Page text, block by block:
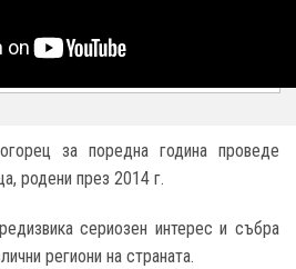
за поредна година проведе
родени през 2014 г.
сериозен интерес и събра
региони на страната.